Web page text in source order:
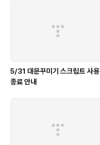
5/31 대문꾸미기 스크립트 사용
종료 안내